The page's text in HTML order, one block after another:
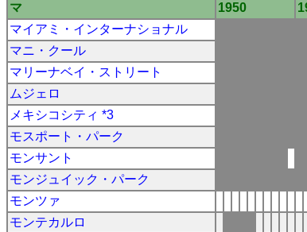
マ
1950
マイアミ・インターナショナル
マニ・クール
マリーナベイ・ストリート
ムジェロ
メキシコシティ *3
モスポート・パーク
モンサント
モンジュイック・パーク
モンツァ
モンテカルロ